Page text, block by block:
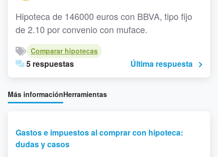
Hipoteca de 146000 euros con BBVA, tipo fijo
de 2.10 por convenio con muface.
Comparar hipotecas
5 respuestas Última respuesta
Más informaciónHerramientas
Gastos e impuestos al comprar con hipoteca:
dudas y casos